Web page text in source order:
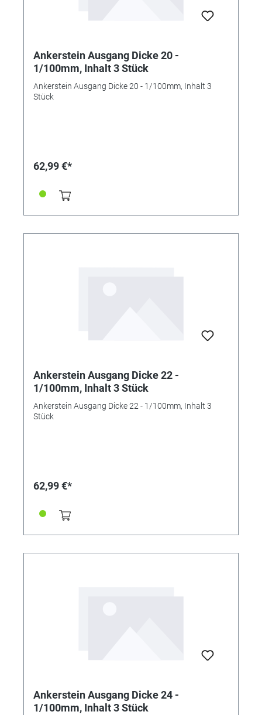
Ankerstein Ausgang Dicke 20 -
1/100mm, Inhalt 3 Stück
Ankerstein Ausgang Dicke 20 - 1/100mm, Inhalt 3
Stück
62,99 €*
Ankerstein Ausgang Dicke 22 -
1/100mm, Inhalt 3 Stück
Ankerstein Ausgang Dicke 22 - 1/100mm, Inhalt 3
Stück
62,99 €*
Ankerstein Ausgang Dicke 24 -
1/100mm, Inhalt 3 Stück